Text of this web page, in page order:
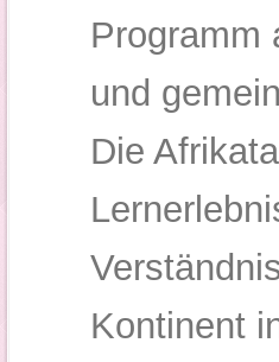
Programm
und
Die
Kontinent